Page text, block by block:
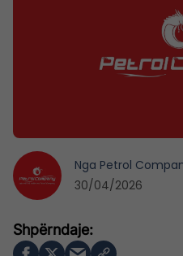
Nga Petrol
30/04/2026